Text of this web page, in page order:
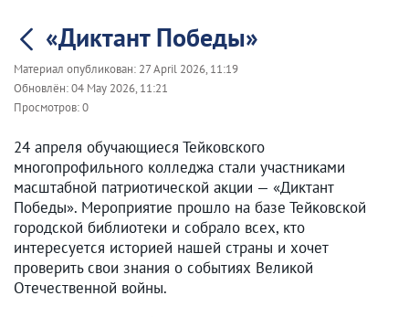
«Диктант Победы»
Материал опубликован: 27 April 2026, 11:19
Обновлён:04 May 2026, 11:21
Просмотров:0
24 апреля обучающиеся Тейковского
многопрофильного колледжа стали участниками
масштабной патриотической акции — «Диктант
Победы». Мероприятие прошло на базе Тейковской
городской библиотеки и собрало всех, кто
интересуется историей нашей страны и хочет
проверить свои знания о событиях Великой
Отечественной войны.